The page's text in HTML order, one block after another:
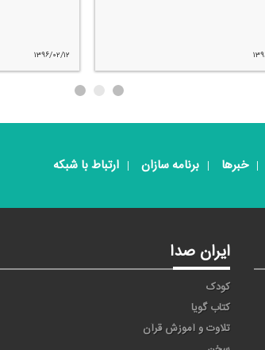
۱۲ ۱۳۹۵/۰۴/۲۸
خبرها برنامه سازان ارتباط با شبکه
ایران صدا
کودک
کتاب گویا
تلاوت و آموزش قرآن